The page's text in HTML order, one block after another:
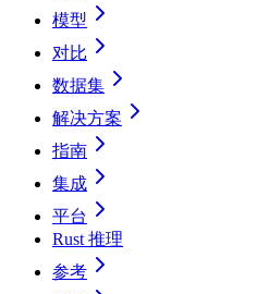
模型
对比
数据集
解决方案
指南
集成
平台
Rust 推理
参考